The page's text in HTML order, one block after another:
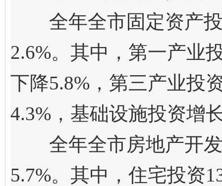
全年全市固定资产
2.6%。其中，第一产业
下降5.8% ， 第三产业投
4.3%，基础设施投资增
全年全市房地产开
5.7%。其中，住宅投资